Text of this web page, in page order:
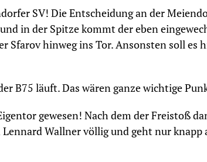
SV! Die Entscheidung an der
in der Spitze kommt der eben
Sfarov hinweg ins Tor. Ansonsten soll
B75 läuft. Das wären ganze wichtige
gewesen! Nach dem der Freistoß
Wallner völlig und geht nur knapp